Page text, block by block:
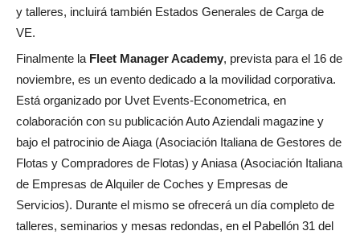
y talleres, incluirá también Estados Generales de Carga de
VE.
Finalmente la Fleet Manager Academy, prevista para el 16 de
noviembre, es un evento dedicado a la movilidad corporativa.
Está organizado por Uvet Events-Econometrica, en
colaboración con su publicación Auto Aziendali magazine y
bajo el patrocinio de Aiaga (Asociación Italiana de Gestores de
Flotas y Compradores de Flotas) y Aniasa (Asociación Italiana
de Empresas de Alquiler de Coches y Empresas de
Servicios). Durante el mismo se ofrecerá un día completo de
talleres, seminarios y mesas redondas, en el Pabellón 31 del